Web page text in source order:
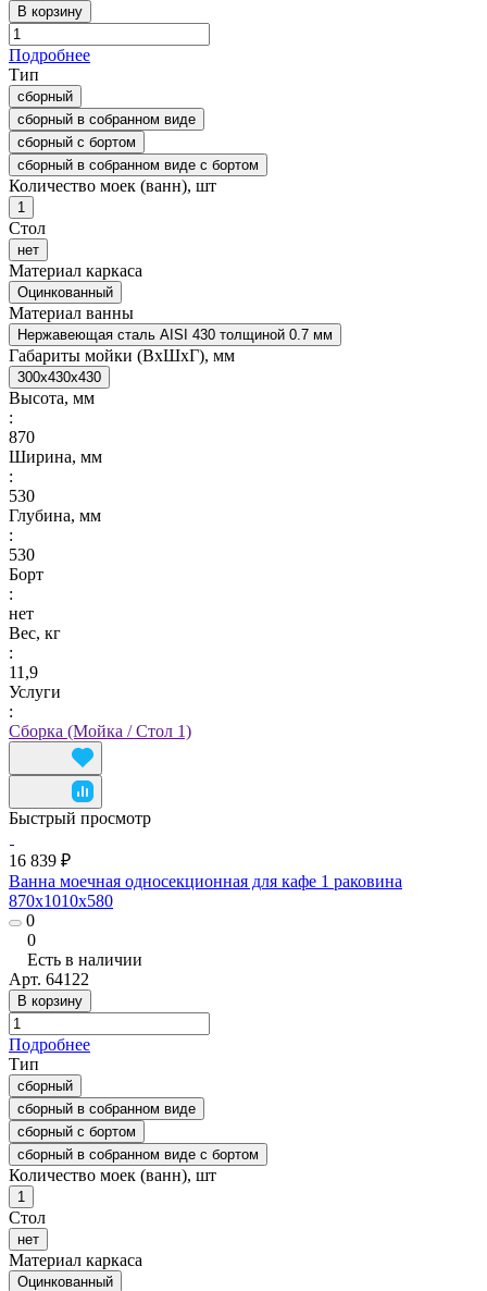
В корзину
Подробнее
Тип
сборный
сборный в собранном виде
сборный с бортом
сборный в собранном виде с бортом
Количество моек (ванн), шт
1
Стол
нет
Материал каркаса
Оцинкованный
Материал ванны
Нержавеющая сталь AISI 430 толщиной 0.7 мм
Габариты мойки (ВxШxГ), мм
300x430x430
Высота, мм
:
870
Ширина, мм
:
530
Глубина, мм
:
530
Борт
:
нет
Вес, кг
:
11,9
Услуги
:
Сборка (Мойка / Стол 1)
Быстрый просмотр
16 839 ₽
Ванна моечная односекционная для кафе 1 раковина
870x1010x580
0
0
Есть в наличии
Арт. 64122
В корзину
Подробнее
Тип
сборный
сборный в собранном виде
сборный с бортом
сборный в собранном виде с бортом
Количество моек (ванн), шт
1
Стол
нет
Материал каркаса
Оцинкованный